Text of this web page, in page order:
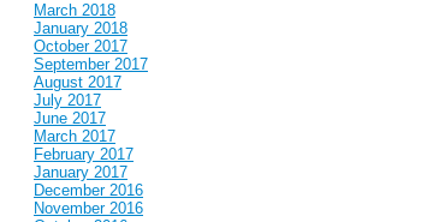
March 2018
January 2018
October 2017
September 2017
August 2017
July 2017
June 2017
March 2017
February 2017
January 2017
December 2016
November 2016